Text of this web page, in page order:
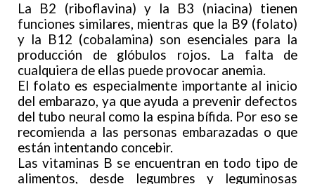
La B2 (riboflavina) y la B3 (niacina) tienen
funciones similares, mientras que la B9 (folato)
y la B12 (cobalamina) son esenciales para la
producción de glóbulos rojos. La falta de
cualquiera de ellas puede provocar anemia.
El folato es especialmente importante al inicio
del embarazo, ya que ayuda a prevenir defectos
del tubo neural como la espina bífida. Por eso se
recomienda a las personas embarazadas o que
están intentando concebir.
Las vitaminas B se encuentran en todo tipo de
alimentos, desde legumbres y leguminosas